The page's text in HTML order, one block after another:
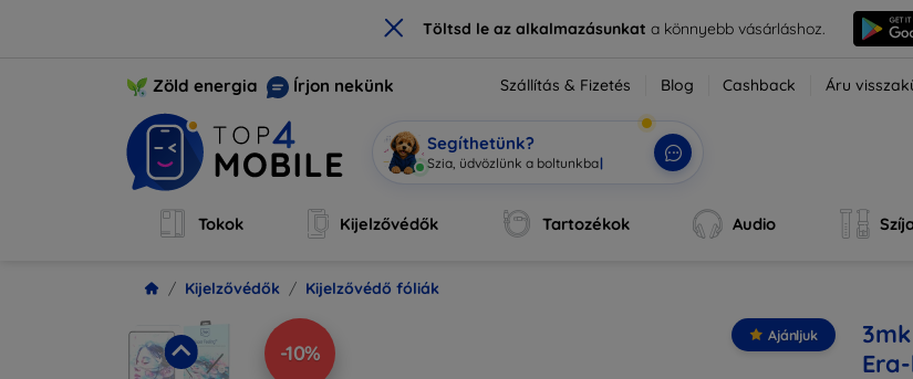
× Töltsd le az alkalmazásunkata könnyebb vásárláshoz.
Zöld energia Írjon nekünk Szállítás & Fizetés Blog Cashback Áru
Segíthetünk?
Mob
Tokok Kijelzővédők Tartozékok Audio
Kijelzővédők Kijelzővédő fóliák
-10%
Ajánljuk